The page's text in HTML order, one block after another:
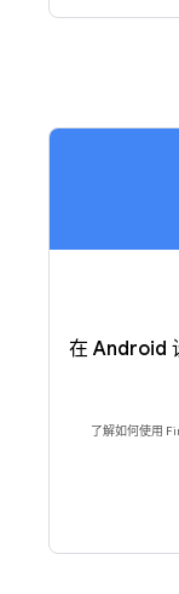
在 Android
了解如何使用